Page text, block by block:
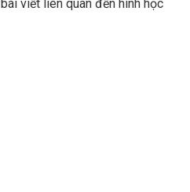
viết liên quan đến hình học